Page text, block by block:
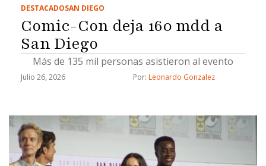
DESTACADOSAN DIEGO
Comic-Con deja 160 mdd a
San Diego
Más de 135 mil personas asistieron al evento
Julio 26, 2026 Por: Leonardo Gonzalez